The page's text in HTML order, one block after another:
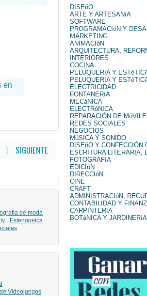
〉 SIGUIENTE
de moda
Estenopeica
Videojuegos
DISEñO
ARTE Y ARTESANíA
SOFTWARE
PROGRAMACIóN Y
MARKETING
ANIMACIóN
ARQUITECTURA,
INTERIORES
COCINA
PELUQUERíA Y
PELUQUERíA Y
ELECTRICIDAD
FONTANERíA
MECáNICA
ELECTRóNICA
REPARACIÓN DE
REDES SOCIALES
NEGOCIOS
MúSICA Y SONIDO
DISEñO Y CONFECCIÓN
ESCRITURA LITERARIA,
FOTOGRAFíA
EDICIóN
DIRECCIóN
CINE
CRAFT
ADMINISTRACIóN,
CONTABILIDAD Y
CARPINTERíA
BOTáNICA Y JARDINERíA